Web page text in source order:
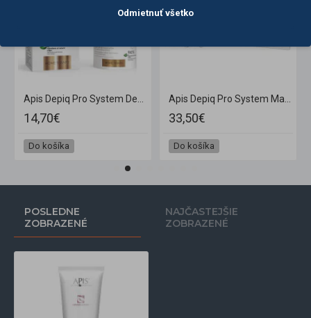
12,70€
Do košíka
14,00€
Do košíka
POSLEDNE
ZOBRAZENÉ
NAJČASTEJŠIE
ZOBRAZENÉ
Odmietnuť všetko